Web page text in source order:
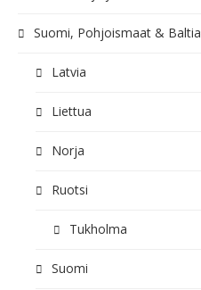
Suomi, Pohjoismaat & Baltia
Latvia
Liettua
Norja
Ruotsi
Tukholma
Suomi